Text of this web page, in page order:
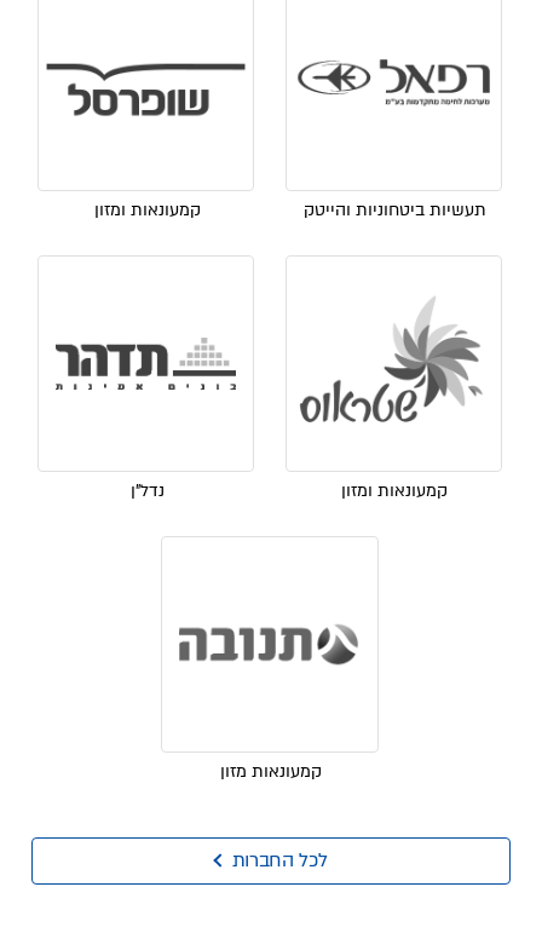
תעשיות ביטחוניות והייטק קמעונאות ומזון
קמעונאות ומזון נדל"ן
קמעונאות מזון
לכל החברות